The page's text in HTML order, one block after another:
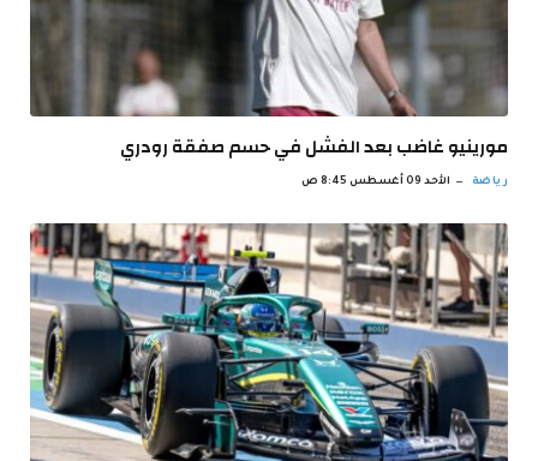
مورينيو غاضب بعد الفشل في حسم صفقة رودري
رياضة الأحد 09 أغسطس 8:45 ص